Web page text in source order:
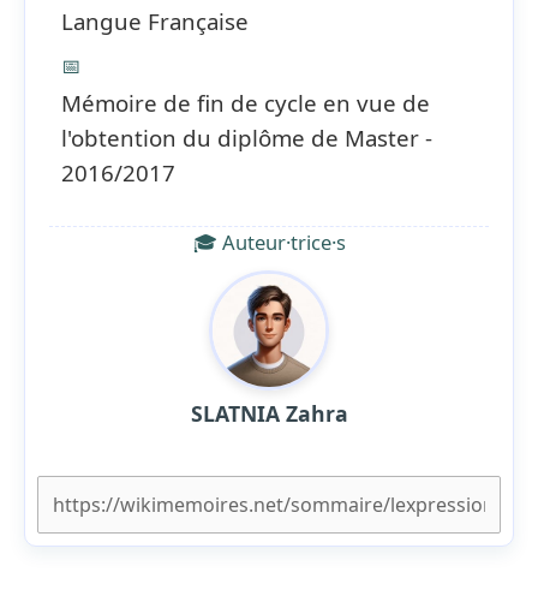
Langue Française
📅
Mémoire de fin de cycle en vue de
l'obtention du diplôme de Master -
2016/2017
🎓 Auteur·trice·s
SLATNIA Zahra